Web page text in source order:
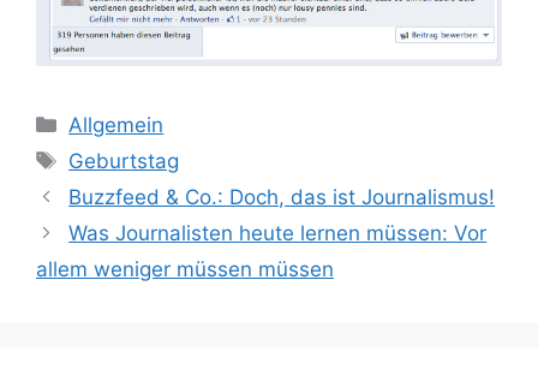
Kategorien
Allgemein
Schlagwörter
Geburtstag
Buzzfeed & Co.: Doch, das ist Journalismus!
Was Journalisten heute lernen müssen: Vor
allem weniger müssen müssen